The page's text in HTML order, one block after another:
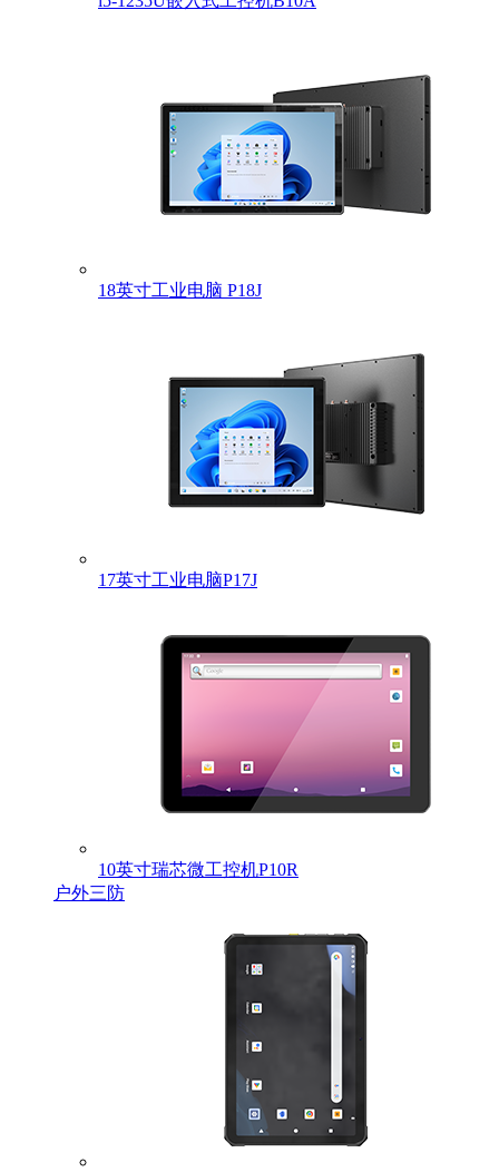
18英寸工业电脑 P18J
17英寸工业电脑P17J
10英寸瑞芯微工控机P10R
户外三防